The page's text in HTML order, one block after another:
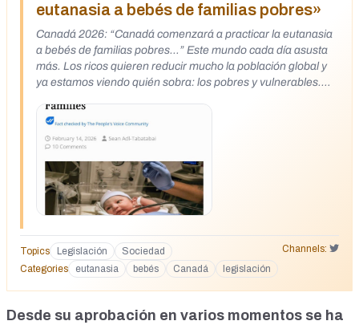
eutanasia a bebés de familias pobres»
Canadá 2026: “Canadá comenzará a practicar la eutanasia
a bebés de familias pobres…” Este mundo cada día asusta
más. Los ricos quieren reducir mucho la población global y
ya estamos viendo quién sobra: los pobres y vulnerables.
s=12
https://x.com/liz_churchill10/status/2023128092839956602
Topics Legislación Sociedad
Channels:
Categories
eutanasia bebés Canadá legislación
Desde su aprobación en varios momentos se ha